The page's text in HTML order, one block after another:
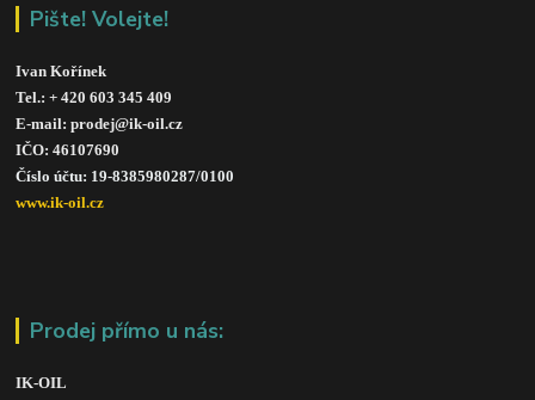
Pište! Volejte!
Ivan Kořínek
Tel.: + 420 603 345 409
E-mail: prodej@ik-oil.cz
IČO: 46107690
Číslo účtu: 19-8385980287/0100
www.ik-oil.cz
Prodej přímo u nás:
IK-OIL